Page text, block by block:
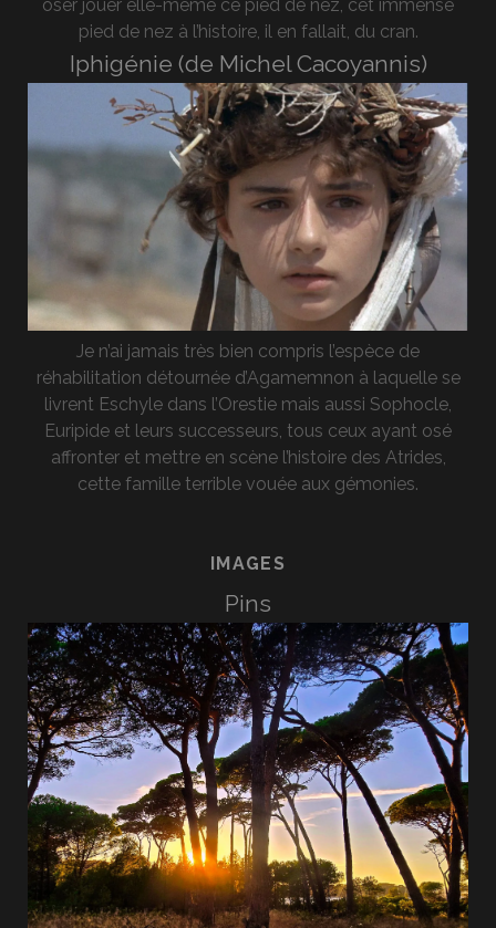
oser jouer elle-même ce pied de nez, cet immense
pied de nez à l’histoire, il en fallait, du cran.
Iphigénie (de Michel Cacoyannis)
Je n’ai jamais très bien compris l’espèce de
réhabilitation détournée d’Agamemnon à laquelle se
livrent Eschyle dans l’Orestie mais aussi Sophocle,
Euripide et leurs successeurs, tous ceux ayant osé
affronter et mettre en scène l’histoire des Atrides,
cette famille terrible vouée aux gémonies.
IMAGES
Pins